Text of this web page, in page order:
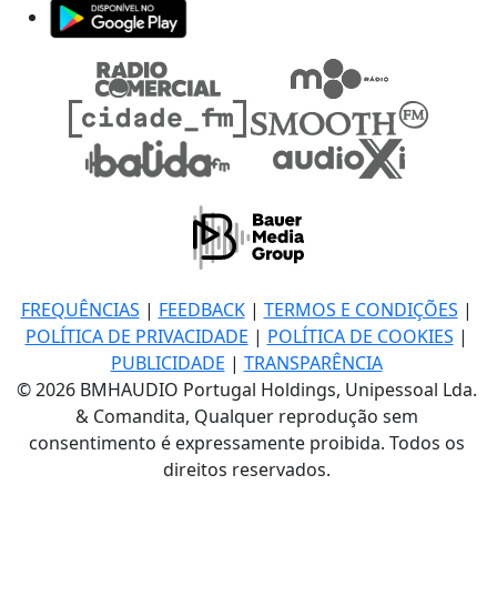
FREQUÊNCIAS | FEEDBACK| TERMOS E CONDIÇÕES |
POLÍTICA DE PRIVACIDADE | POLÍTICA DE COOKIES |
PUBLICIDADE | TRANSPARÊNCIA
© 2026 BMHAUDIO Portugal Holdings, Unipessoal Lda.
& Comandita, Qualquer reprodução sem
consentimento é expressamente proibida. Todos os
direitos reservados.